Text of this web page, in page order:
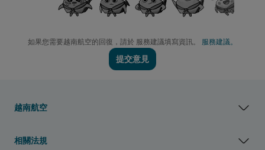
如果您需要越南航空的回復，請於 服務建議填寫資訊。 服務建議。
提交意見
越南航空
相關法規